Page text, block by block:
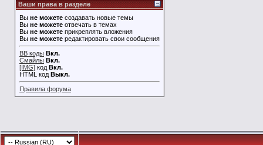
Ваши права в разделе
Вы не можете создавать новые темы
Вы не можете отвечать в темах
Вы не можете прикреплять вложения
Вы не можете редактировать свои сообщения
BB коды Вкл.
Смайлы Вкл.
[IMG] код Вкл.
HTML код Выкл.
Правила форума